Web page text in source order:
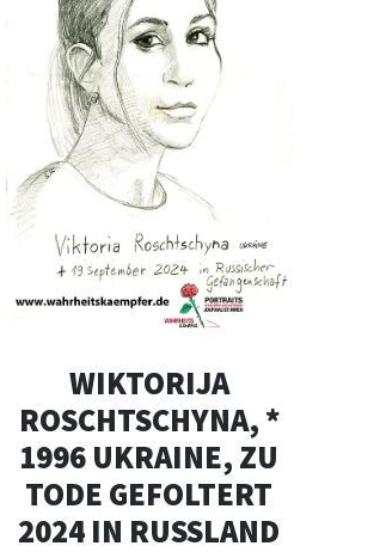
WIKTORIJA
ROSCHTSCHYNA, *
1996 UKRAINE, ZU
TODE GEFOLTERT
2024 IN RUSSLAND